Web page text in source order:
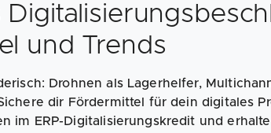
und Trends
Drohnen als Lagerhelfer,
dir Fördermittel für dein digitales
im ERP-Digitalisierungskredit und